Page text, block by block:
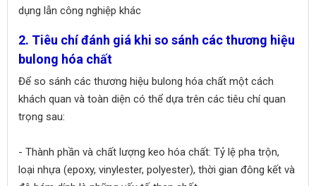
dụng lẫn công nghiệp khác
2. Tiêu chí đánh giá khi so sánh các thương hiệu
bulong hóa chất
Để so sánh các thương hiệu bulong hóa chất một cách
khách quan và toàn diện có thể dựa trên các tiêu chí quan
trọng sau:
- Thành phần và chất lượng keo hóa chất: Tỷ lệ pha trộn,
loại nhựa (epoxy, vinylester, polyester), thời gian đông kết và